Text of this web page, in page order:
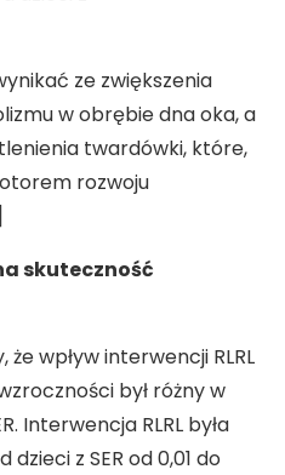
ze zwiększenia
w obrębie dna oka, a
twardówki, które,
rozwoju
skuteczność
wpływ interwencji RLRL
był różny w
Interwencja RLRL była
z SER od 0,01 do